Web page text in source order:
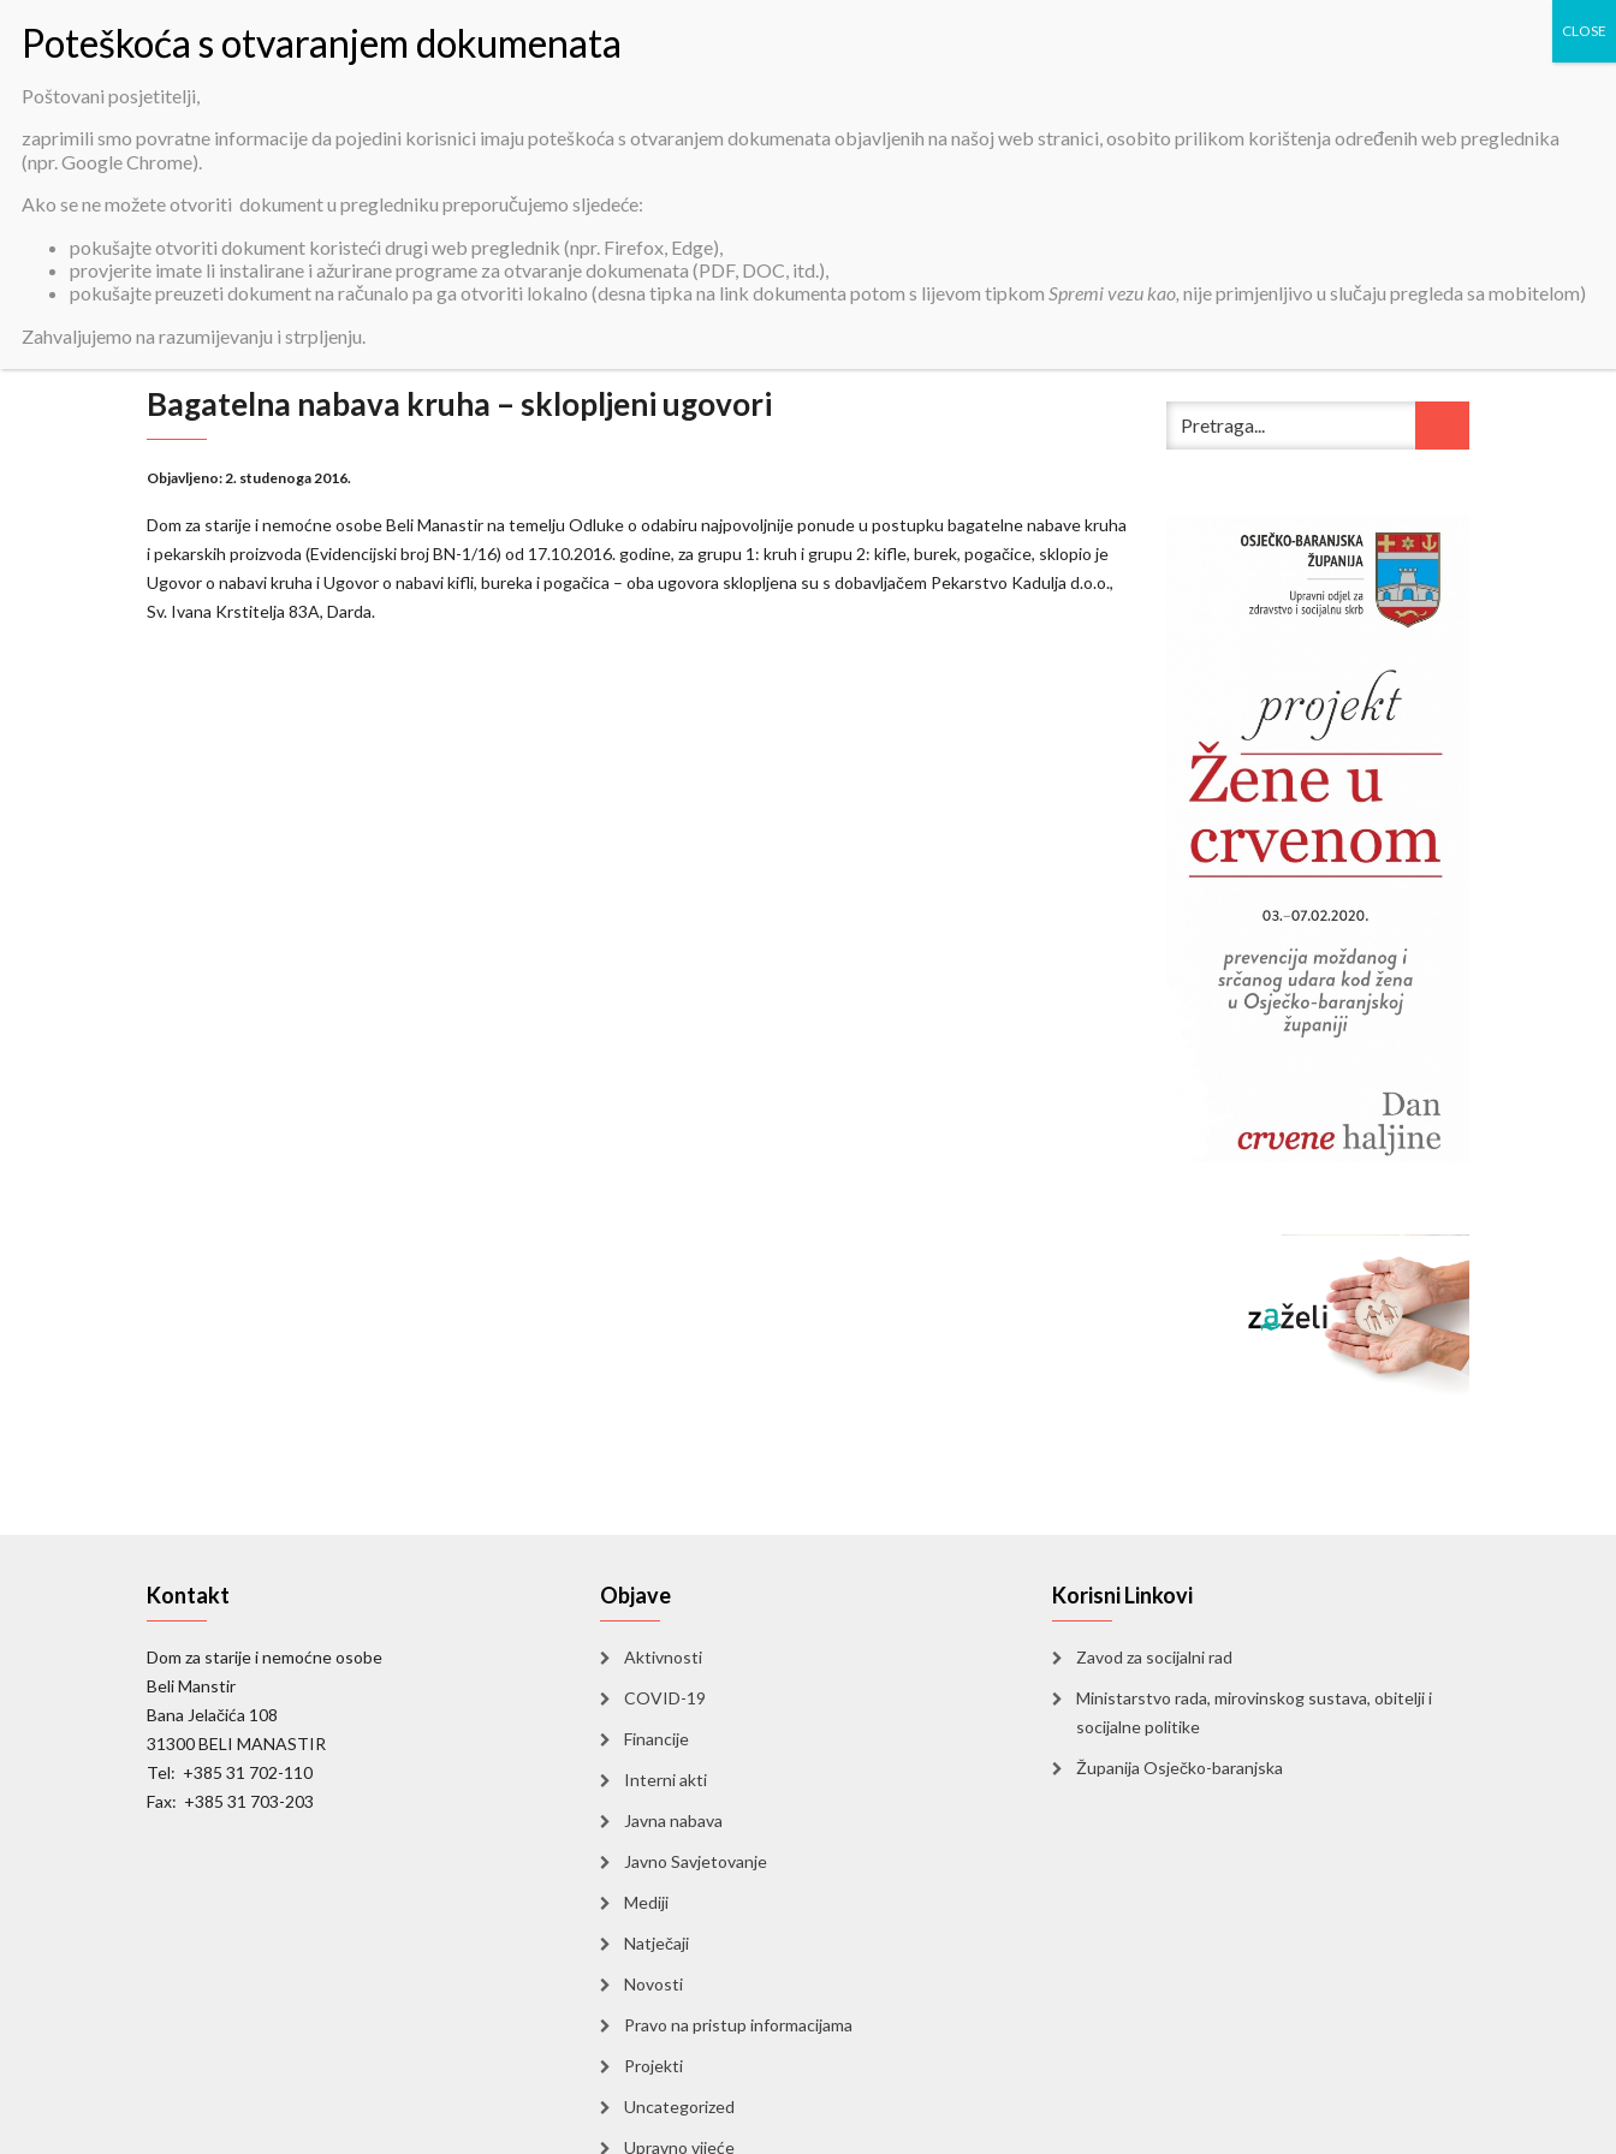
Bagatelna nabava kruha – sklopljeni ugovori
Bagatelna nabava kruha – sklopljeni ugovori
Objavljeno: 2. studenoga 2016.
Dom za starije i nemoćne osobe Beli Manastir na temelju Odluke o odabiru najpovoljnije ponude u postupku bagatelne nabave kruha
i pekarskih proizvoda (Evidencijski broj BN-1/16) od 17.10.2016. godine, za grupu 1: kruh i grupu 2: kifle, burek, pogačice, sklopio je
Ugovor o nabavi kruha i Ugovor o nabavi kifli, bureka i pogačica – oba ugovora sklopljena su s dobavljačem Pekarstvo Kadulja d.o.o.,
Sv. Ivana Krstitelja 83A, Darda.
Kontakt
Dom za starije i nemoćne osobe
Beli Manstir
Bana Jelačića 108
31300 BELI MANASTIR
Tel: +385 31 702-110
Fax: +385 31 703-203
Objave
Aktivnosti
COVID-19
Financije
Interni akti
Javna nabava
Javno Savjetovanje
Mediji
Natječaji
Novosti
Pravo na pristup informacijama
Projekti
Uncategorized
Upravno vijeće
Korisni Linkovi
Zavod za socijalni rad
Ministarstvo rada, mirovinskog sustava, obitelji i
socijalne politike
Županija Osječko-baranjska
Poštovani posjetitelji,
zaprimili smo povratne informacije da pojedini korisnici imaju poteškoća s otvaranjem dokumenata objavljenih na našoj web stranici, osobito prilikom korištenja određenih web preglednika
(npr. Google Chrome).
Ako se ne možete otvoriti dokument u pregledniku preporučujemo sljedeće:
pokušajte otvoriti dokument koristeći drugi web preglednik (npr. Firefox, Edge),
provjerite imate li instalirane i ažurirane programe za otvaranje dokumenata (PDF, DOC, itd.),
pokušajte preuzeti dokument na računalo pa ga otvoriti lokalno (desna tipka na link dokumenta potom s lijevom tipkom Spremi vezu kao, nije primjenljivo u slučaju pregleda sa mobitelom)
Zahvaljujemo na razumijevanju i strpljenju.